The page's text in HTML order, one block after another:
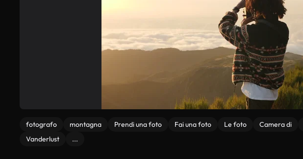
fotografo montagna Prendi una foto Fai una foto Le foto Camera di
Vanderlust
...